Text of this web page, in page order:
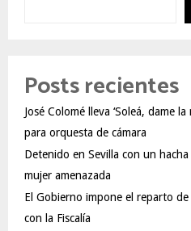
Posts recientes
José Colomé lleva ‘Soleá, dame
para orquesta de cámara
Detenido en Sevilla con un
mujer amenazada
El Gobierno impone el reparto
con la Fiscalía